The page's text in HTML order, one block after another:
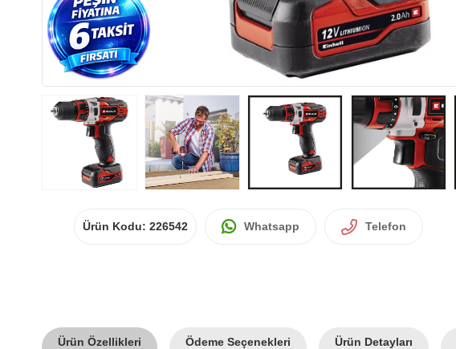
Ürün Kodu: 226542 Whatsapp Telefon
Ürün Özellikleri Ödeme Seçenekleri Ürün Detayları